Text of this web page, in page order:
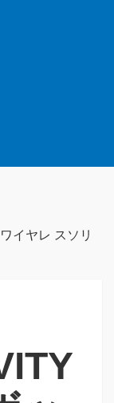
イヤレ スソリ